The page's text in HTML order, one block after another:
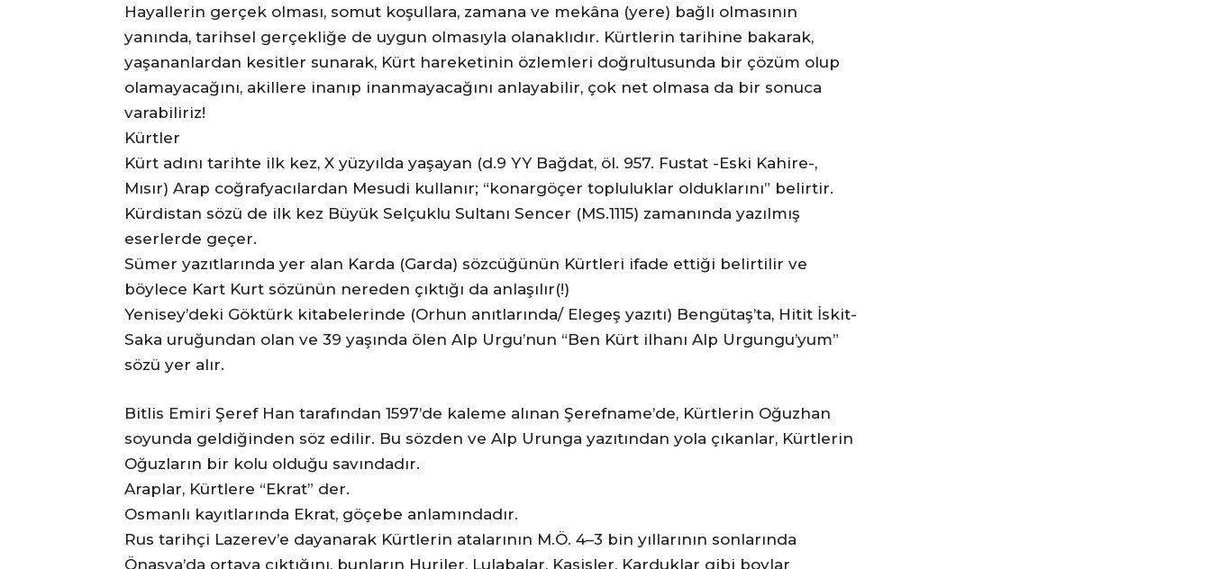
Hayallerin gerçek olması, somut koşullara, zamana ve mekâna (yere) bağlı olmasının
yanında, tarihsel gerçekliğe de uygun olmasıyla olanaklıdır. Kürtlerin tarihine bakarak,
yaşananlardan kesitler sunarak, Kürt hareketinin özlemleri doğrultusunda bir çözüm olup
olamayacağını, akillere inanıp inanmayacağını anlayabilir, çok net olmasa da bir sonuca
varabiliriz!
Kürtler
Kürt adını tarihte ilk kez, X yüzyılda yaşayan (d.9 YY Bağdat, öl. 957. Fustat -Eski Kahire-,
Mısır) Arap coğrafyacılardan Mesudi kullanır; “konargöçer topluluklar olduklarını” belirtir.
Kürdistan sözü de ilk kez Büyük Selçuklu Sultanı Sencer (MS.1115) zamanında yazılmış
eserlerde geçer.
Sümer yazıtlarında yer alan Karda (Garda) sözcüğünün Kürtleri ifade ettiği belirtilir ve
böylece Kart Kurt sözünün nereden çıktığı da anlaşılır(!)
Yenisey’deki Göktürk kitabelerinde (Orhun anıtlarında/ Elegeş yazıtı) Bengütaş’ta, Hitit İskit-
Saka uruğundan olan ve 39 yaşında ölen Alp Urgu’nun “Ben Kürt ilhanı Alp Urgungu’yum”
sözü yer alır.
Bitlis Emiri Şeref Han tarafından 1597’de kaleme alınan Şerefname’de, Kürtlerin Oğuzhan
soyunda geldiğinden söz edilir. Bu sözden ve Alp Urunga yazıtından yola çıkanlar, Kürtlerin
Oğuzların bir kolu olduğu savındadır.
Araplar, Kürtlere “Ekrat” der.
Osmanlı kayıtlarında Ekrat, göçebe anlamındadır.
Rus tarihçi Lazerev’e dayanarak Kürtlerin atalarının M.Ö. 4–3 bin yıllarının sonlarında
Önasya’da ortaya çıktığını, bunların Huriler, Lulabalar, Kasisler, Karduklar gibi boylar